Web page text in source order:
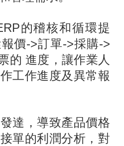
的稽核和循環提
價->訂單->採購->
的 進度，讓作業人
工作進度及異常報
達，導致產品價格
單的利潤分析，對